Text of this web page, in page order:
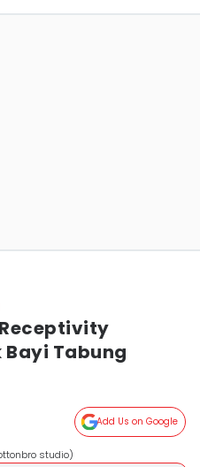
Tabung
Add Us on Google
studio)